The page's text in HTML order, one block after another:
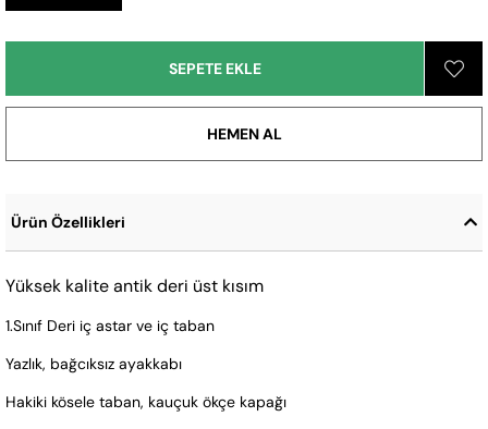
Ürün Özellikleri
Yüksek kalite antik deri üst kısım
1.Sınıf Deri iç astar ve iç taban
Yazlık, bağcıksız ayakkabı
Hakiki kösele taban, kauçuk ökçe kapağı